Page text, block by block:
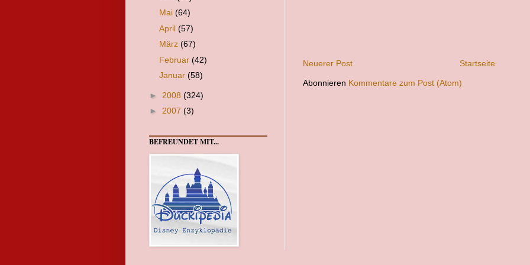
Neuerer Post Startseite
Abonnieren Kommentare zum Post (Atom)
Mai (64)
April (57)
März (67)
Februar (42)
Januar (58)
► 2008 (324)
► 2007 (3)
BEFREUNDET MIT...